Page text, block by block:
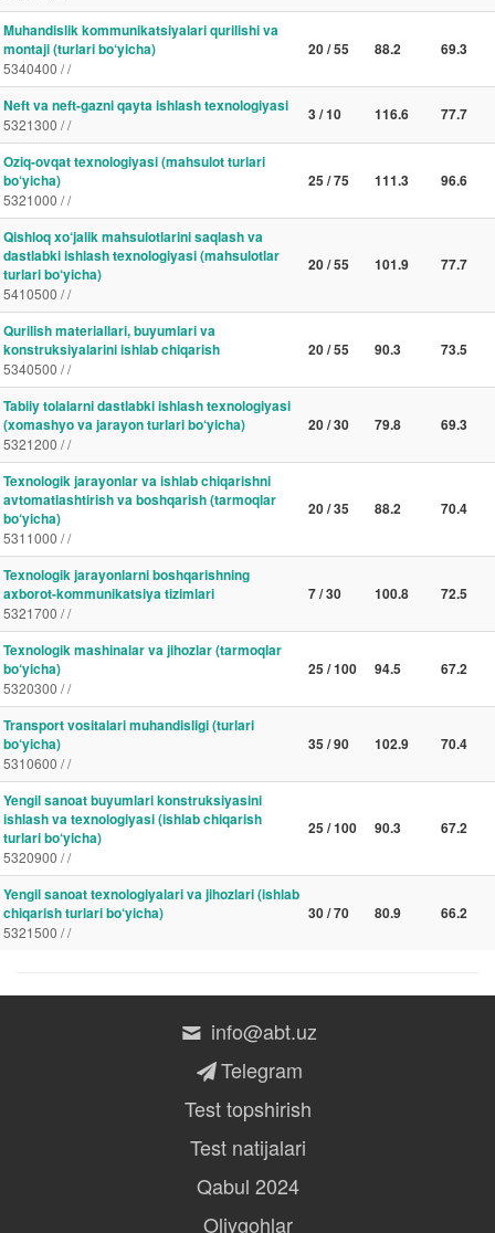
Muhandislik kommunikatsiyalari qurilishi va
montaji (turlari bo‘yicha)
5340400 / /
20 / 55 88.2 69.3
Neft va neft-gazni qayta ishlash texnologiyasi
5321300 / /
3 / 10 116.6 77.7
Oziq-ovqat texnologiyasi (mahsulot turlari
bo‘yicha)
5321000 / /
25 / 75 111.3 96.6
Qishloq xo‘jalik mahsulotlarini saqlash va
dastlabki ishlash texnologiyasi (mahsulotlar
turlari bo‘yicha)
5410500 / /
20 / 55 101.9 77.7
Qurilish materiallari, buyumlari va
konstruksiyalarini ishlab chiqarish
5340500 / /
20 / 55 90.3 73.5
Tabiiy tolalarni dastlabki ishlash texnologiyasi
(xomashyo va jarayon turlari bo‘yicha)
5321200 / /
20 / 30 79.8 69.3
Texnologik jarayonlar va ishlab chiqarishni
avtomatlashtirish va boshqarish (tarmoqlar
bo‘yicha)
5311000 / /
20 / 35 88.2 70.4
Texnologik jarayonlarni boshqarishning
axborot-kommunikatsiya tizimlari
5321700 / /
7 / 30 100.8 72.5
Texnologik mashinalar va jihozlar (tarmoqlar
bo‘yicha)
5320300 / /
25 / 100 94.5 67.2
Transport vositalari muhandisligi (turlari
bo‘yicha)
5310600 / /
35 / 90 102.9 70.4
Yengil sanoat buyumlari konstruksiyasini
ishlash va texnologiyasi (ishlab chiqarish
turlari bo‘yicha)
5320900 / /
25 / 100 90.3 67.2
Yengil sanoat texnologiyalari va jihozlari (ishlab
chiqarish turlari bo‘yicha)
5321500 / /
30 / 70 80.9 66.2
info@abt.uz
Telegram
Test topshirish
Test natijalari
Qabul 2024
Oliygohlar